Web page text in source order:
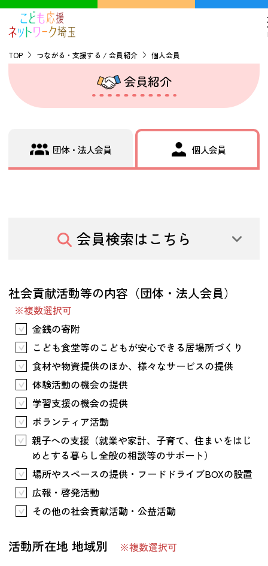
新着情報
会員登録
探す
バーチャルユースセンター
会員募集
会員紹介
マッチング掲示板
お金を寄付する（埼玉県社会福祉協議会HP）
立ち上げる・運営する
居場所づくりアドバイザー
資料・動画
助成金情報
TOP つながる・支援する / 会員紹介 個人会員
会員紹介
団体・法人会員 個人会員
会員検索はこちら
社会貢献活動等の内容（団体・法人会員）
※複数選択可
金銭の寄附
こども食堂等のこどもが安心できる居場所づくり
食材や物資提供のほか、様々なサービスの提供
体験活動の機会の提供
学習支援の機会の提供
ボランティア活動
親子への支援（就業や家計、子育て、住まいをはじ
めとする暮らし全般の相談等のサポート）
場所やスペースの提供・フードドライブBOXの設置
広報・啓発活動
その他の社会貢献活動・公益活動
活動所在地 地域別
※複数選択可